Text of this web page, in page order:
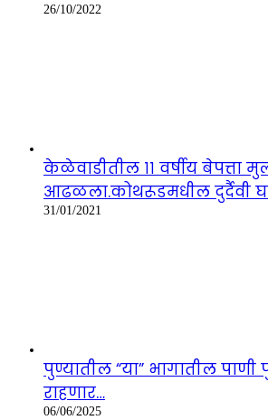
26/10/2022
केळेवाडीतील ११ वर्षीय बेपत्ता
आढळला.कोथरूडमधील दुर्दैवी
31/01/2021
पुण्यातील “या” भागातील पाणी
राहणार…
06/06/2025